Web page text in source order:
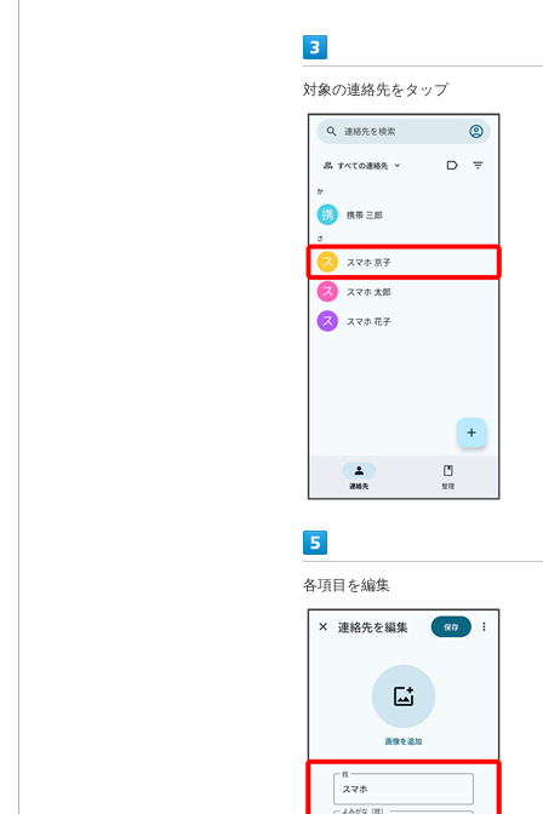
対象の連絡先をタップ
各項目を編集